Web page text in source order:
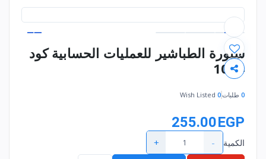
سبورة الطباشير للعمليات الحسابية كود
1014
0 طلبات0
255.00EGP
الكمية -
+